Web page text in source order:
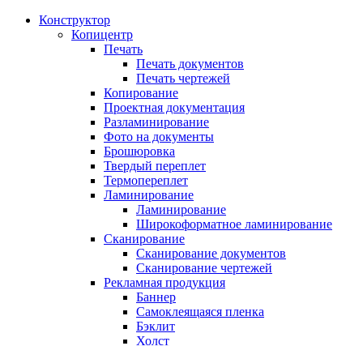
Конструктор
Копицентр
Печать
Печать документов
Печать чертежей
Копирование
Проектная документация
Разламинирование
Фото на документы
Брошюровка
Твердый переплет
Термопереплет
Ламинирование
Ламинирование
Широкоформатное ламинирование
Сканирование
Сканирование документов
Сканирование чертежей
Рекламная продукция
Баннер
Самоклеящаяся пленка
Бэклит
Холст